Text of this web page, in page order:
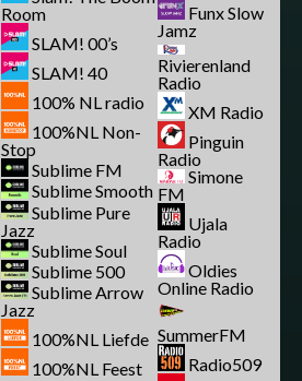
Room
SLAM! 00’s
SLAM! 40
100% NL radio
100%NL Non-
Stop
Sublime FM
Sublime Smooth
Sublime Pure
Jazz
Sublime Soul
Sublime 500
Sublime Arrow
Jazz
100%NL Liefde
100%NL Feest
Funx Slow
Jamz
Rivierenland
Radio
XM Radio
Pinguin
Radio
Simone
FM
Ujala
Radio
Oldies
Online Radio
SummerFM
Radio509